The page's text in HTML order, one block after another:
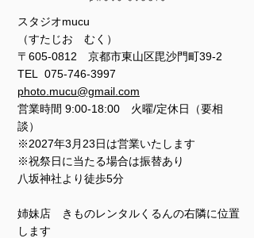
スタジオmucu
（すたじお むく）
〒605-0812 京都市東山区毘沙門町39-2
TEL 075-746-3997
photo.mucu@gmail.com
営業時間 9:00-18:00 火曜/定休日（要相
談）
※2027年3月23日は営業いたします
※祝祭日に当たる場合は振替あり
​​八坂神社より徒歩5分
姉妹店 きものレンタルくるんの右隣に位置
します